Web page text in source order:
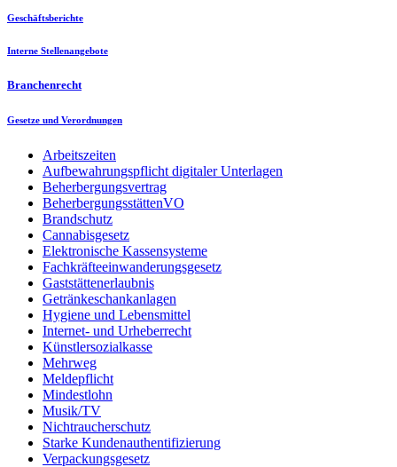
Geschäftsberichte
Interne Stellenangebote
Branchenrecht
Gesetze und Verordnungen
Arbeitszeiten
Aufbewahrungspflicht digitaler Unterlagen
Beherbergungsvertrag
BeherbergungsstättenVO
Brandschutz
Cannabisgesetz
Elektronische Kassensysteme
Fachkräfteeinwanderungsgesetz
Gaststättenerlaubnis
Getränkeschankanlagen
Hygiene und Lebensmittel
Internet- und Urheberrecht
Künstlersozialkasse
Mehrweg
Meldepflicht
Mindestlohn
Musik/TV
Nichtraucherschutz
Starke Kundenauthentifizierung
Verpackungsgesetz